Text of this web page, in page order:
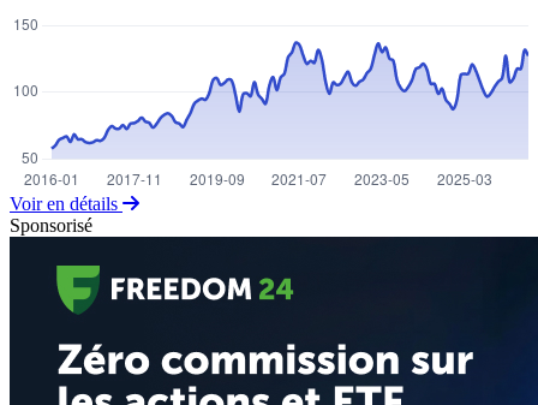
Voir en détails
Sponsorisé